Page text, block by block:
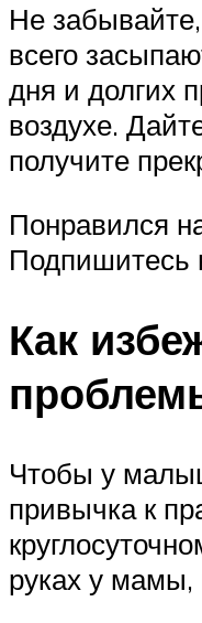
Не
всего
дня и долгих
воздухе.
получите
Понравился
Подпишитесь
Как
Чтобы у
привычка к
руках у мамы,